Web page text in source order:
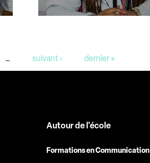
… suivant › dernier »
Autour de l'école
Formations en Communication